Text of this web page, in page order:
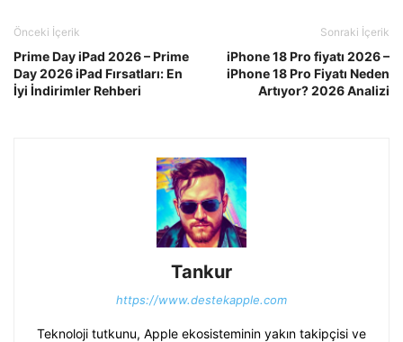
Önceki İçerik
Prime Day iPad 2026 – Prime
Day 2026 iPad Fırsatları: En
İyi İndirimler Rehberi
Sonraki İçerik
iPhone 18 Pro fiyatı 2026 –
iPhone 18 Pro Fiyatı Neden
Artıyor? 2026 Analizi
Tankur
https://www.destekapple.com
Teknoloji tutkunu, Apple ekosisteminin yakın takipçisi ve